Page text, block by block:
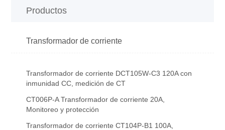
Productos
Transformador de corriente
Transformador de corriente DCT105W-C3 120A con
inmunidad CC, medición de CT
CT006P-A Transformador de corriente 20A,
Monitoreo y protección
Transformador de corriente CT104P-B1 100A,